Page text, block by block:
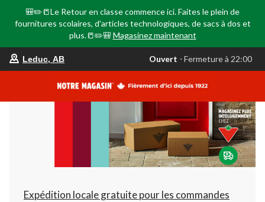
🎒✏️📒Le Retour en classe commence ici. Faites le plein de
fournitures scolaires, d'articles technologiques, de sacs à dos et
plus.📒✏️🎒 Magasinez maintenant
votre
est
AB,
Ouvert,
Fermeture
à
22:00
changer
Leduc, AB Ouvert ⋅ Fermeture à 22:00
Expédition locale gratuite pour les commandes